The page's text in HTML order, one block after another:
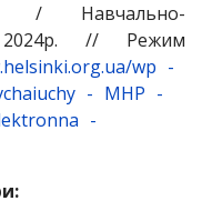
/ Навчально-
2024р. // Режим
wp -
- MHP -
-